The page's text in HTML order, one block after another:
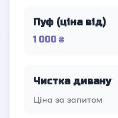
Пуф (ціна від)
1 000 ₴
Чистка дивану
Ціна за запитом